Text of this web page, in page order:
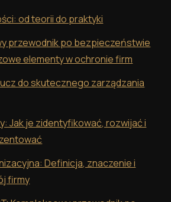
od teorii do praktyki
przewodnik po bezpieczeństwie
elementy w ochronie firm
do skutecznego zarządzania
Jak je zidentyfikować, rozwijać i
Definicja, znaczenie i
firmy